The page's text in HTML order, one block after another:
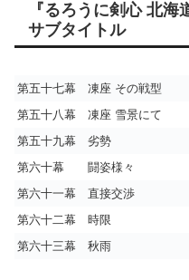
『るろうに剣心 北海
サブタイトル
第五十七幕 凍座 その戦型
第五十八幕 凍座 雪景にて
第五十九幕 劣勢
第六十幕 闘姿様々
第六十一幕 直接交渉
第六十二幕 時限
第六十三幕 秋雨